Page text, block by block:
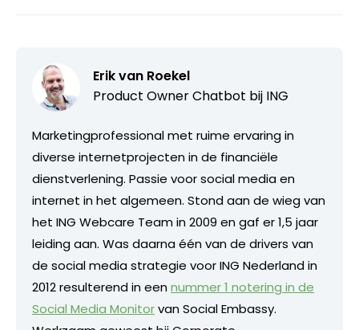
Erik van Roekel
Product Owner Chatbot bij ING
Marketingprofessional met ruime ervaring in
diverse internetprojecten in de financiële
dienstverlening. Passie voor social media en
internet in het algemeen. Stond aan de wieg van
het ING Webcare Team in 2009 en gaf er 1,5 jaar
leiding aan. Was daarna één van de drivers van
de social media strategie voor ING Nederland in
2012 resulterend in eennummer 1 notering in de
Social Media Monitorvan Social Embassy.